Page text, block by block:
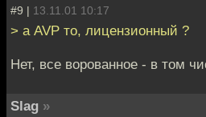
#9 | 13.11.01 10:17
> а AVP то, лицензионный ?
Нет, все ворованное - в том
Slag »